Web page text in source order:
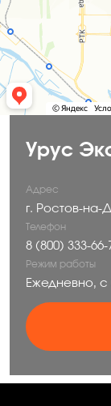
Урус
Адрес
г. Ростов-на-
Телефон
‪8 (800) 333-66-
Режим работы
Ежедневно, с